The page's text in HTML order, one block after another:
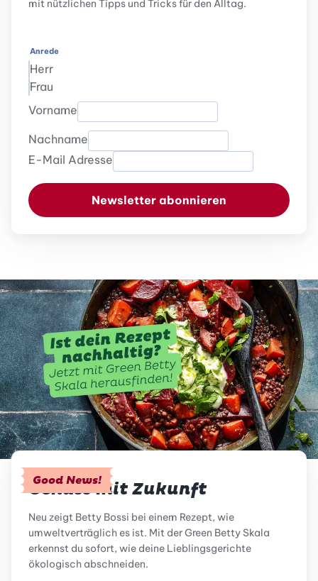
mit nützlichen Tipps und Tricks für den Alltag.
Anrede
Herr
Frau
Vorname
Nachname
E-Mail Adresse
Newsletter abonnieren
Good News!
Genuss mit Zukunft
Neu zeigt Betty Bossi bei einem Rezept, wie
umweltverträglich es ist. Mit der Green Betty Skala
erkennst du sofort, wie deine Lieblingsgerichte
ökologisch abschneiden.